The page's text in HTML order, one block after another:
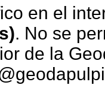
en el
. No se
de la